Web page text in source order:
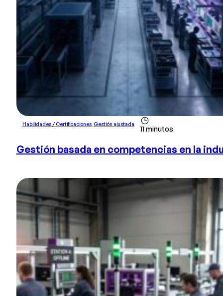
Habilidades / Certificaciones, Gestión ajustada
11 minutos
Gestión basada en competencias en la